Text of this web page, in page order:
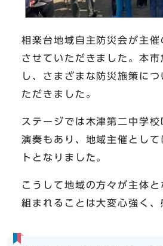
相楽台地域自主防災会が主
させていただきました。本市
し、さまざまな防災施策に
ただきました。
ステージでは木津第二中学
演奏もあり、地域主催とし
トとなりました。
こうして地域の方々が主体と
組まれることは大変心強く、